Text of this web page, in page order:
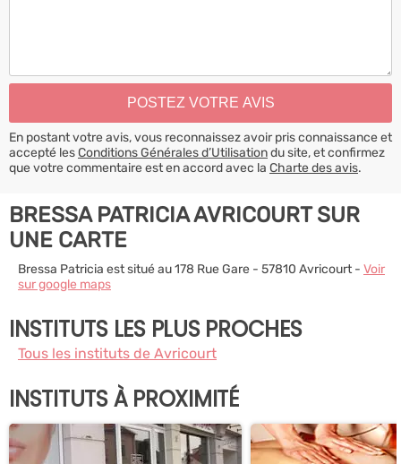
En postant votre avis, vous reconnaissez avoir pris connaissance et
accepté lesConditions Générales d’Utilisationdu site, et confirmez
que votre commentaire est en accord avec la Charte des avis.
BRESSA PATRICIA AVRICOURT SUR
UNE CARTE
Bressa Patricia est situé au 178 Rue Gare - 57810 Avricourt - Voir
sur google maps
INSTITUTS LES PLUS PROCHES
Tous les instituts de Avricourt
INSTITUTS À PROXIMITÉ